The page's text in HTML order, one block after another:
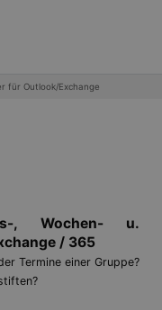
für Outlook/Exchange
, Wochen- u.
/ 365
Termine einer Gruppe?